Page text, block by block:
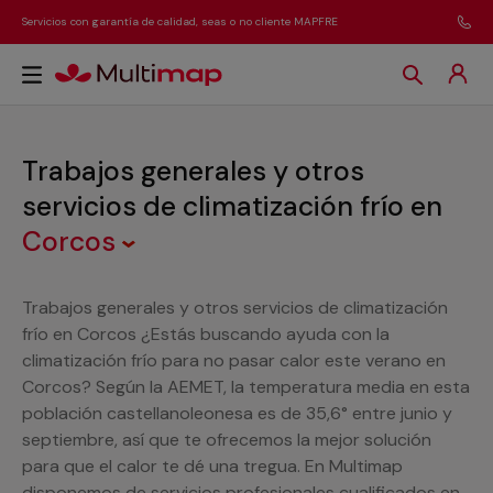
Servicios con garantía de calidad, seas o no cliente MAPFRE
Trabajos generales y otros
servicios de climatización frío en
Corcos
Trabajos generales y otros servicios de climatización
frío en Corcos ¿Estás buscando ayuda con la
climatización frío para no pasar calor este verano en
Corcos? Según la AEMET, la temperatura media en esta
población castellanoleonesa es de 35,6° entre junio y
septiembre, así que te ofrecemos la mejor solución
para que el calor te dé una tregua. En Multimap